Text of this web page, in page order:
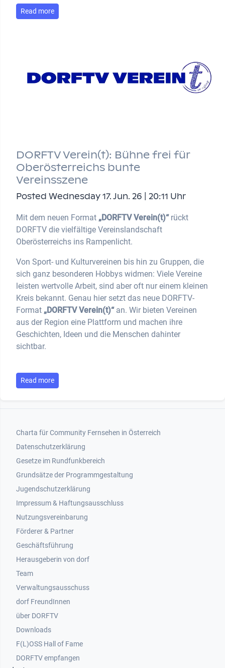
Read more
DORFTV Verein(t): Bühne frei für
Oberösterreichs bunte
Vereinsszene
Posted Wednesday 17. Jun. 26 | 20:11 Uhr
Mit dem neuen Format „DORFTV Verein(t)“rückt
DORFTV die vielfältige Vereinslandschaft
Oberösterreichs ins Rampenlicht.
Von Sport- und Kulturvereinen bis hin zu Gruppen, die
sich ganz besonderen Hobbys widmen: Viele Vereine
leisten wertvolle Arbeit, sind aber oft nur einem kleinen
Kreis bekannt. Genau hier setzt das neue DORFTV-
Format „DORFTV Verein(t)“an. Wir bieten Vereinen
aus der Region eine Plattform und machen ihre
Geschichten, Ideen und die Menschen dahinter
sichtbar.
Read more
Footer 1
Charta für Community Fernsehen in Österreich
Datenschutzerklärung
Gesetze im Rundfunkbereich
Grundsätze der Programmgestaltung
Jugendschutzerklärung
Impressum & Haftungsausschluss
Nutzungsvereinbarung
Footer 2
Förderer & Partner
Geschäftsführung
Herausgeberin von dorf
Team
Verwaltungsausschuss
dorf FreundInnen
Footer 3
über DORFTV
Downloads
F(L)OSS Hall of Fame
Footer 4
DORFTV empfangen